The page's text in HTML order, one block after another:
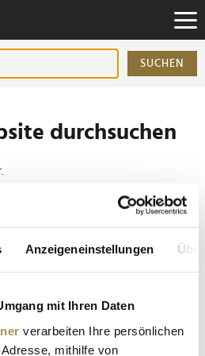
Anzeigeneinstellungen
mit Ihren Daten
verarbeiten Ihre persönlichen
mithilfe von
SUCHEN
durchsuchen
diese Wortgruppe enthalten:
Immobilienpreises